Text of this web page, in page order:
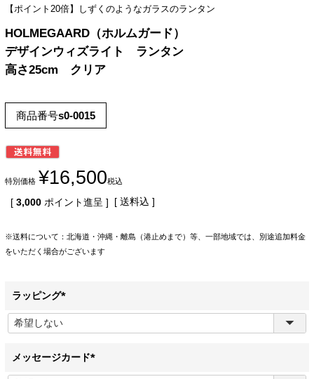
【ポイント20倍】しずくのようなガラスのランタン
HOLMEGAARD（ホルムガード）
デザインウィズライト ランタン
高さ25cm クリア
商品番号s0-0015
特別価格 ¥16,500税込
[ 3,000 ポイント進呈 ] 送料込
※送料について：北海道・沖縄・離島（港止めまで）等、一部地域では、別途追加料金
をいただく場合がございます
ラッピング
(
必
)
メッセージカード
(